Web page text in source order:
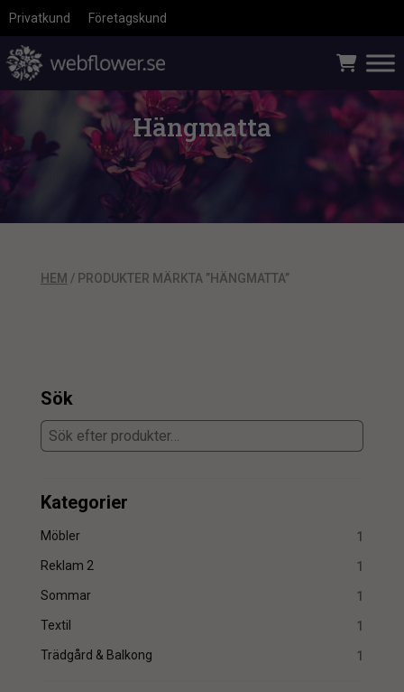
Privatkund Företagskund
Hängmatta
HEM / PRODUKTER MÄRKTA ”HÄNGMATTA”
Sök
Kategorier
Möbler 1
Reklam 2 1
Sommar 1
Textil 1
Trädgård & Balkong 1